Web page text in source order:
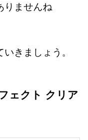
りませんね
きましょう。
ェクト クリア